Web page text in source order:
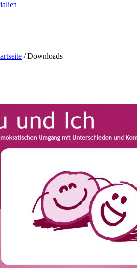
/ Downloads